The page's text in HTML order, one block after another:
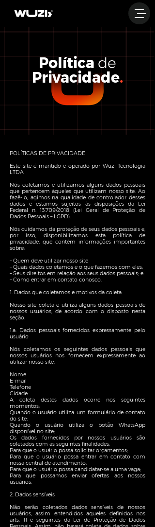
Política de
Privacidade.
POLÍTICAS DE PRIVACIDADE
Este site é mantido e operado por Wuzi Tecnologia
LTDA
Nós coletamos e utilizamos alguns dados pessoais
que pertencem àqueles que utilizam nosso site. Ao
fazê-lo, agimos na qualidade de controlador desses
dados e estamos sujeitos às disposições da Lei
Federal n. 13.709/2018 (Lei Geral de Proteção de
Dados Pessoais – LGPD).
Nós cuidamos da proteção de seus dados pessoais e,
por isso, disponibilizamos esta política de
privacidade, que contém informações importantes
sobre:
– Quem deve utilizar nosso site
– Quais dados coletamos e o que fazemos com eles;
– Seus direitos em relação aos seus dados pessoais; e
– Como entrar em contato conosco.
1. Dados que coletamos e motivos da coleta
Nosso site coleta e utiliza alguns dados pessoais de
nossos usuários, de acordo com o disposto nesta
seção.
1.a. Dados pessoais fornecidos expressamente pelo
usuário
Nós coletamos os seguintes dados pessoais que
nossos usuários nos fornecem expressamente ao
utilizar nosso site:
Nome
E-mail
Telefone
Cidade
A coleta destes dados ocorre nos seguintes
momentos:
Quando o usuário utiliza um formulário de contato
do site;
Quando o usuário utiliza o botão WhatsApp
disponível no site;
Os dados fornecidos por nossos usuários são
coletados com as seguintes finalidades:
Para que o usuário possa solicitar orçamentos;
Para que o usuário possa entrar em contato com
nossa central de atendimento;
Para que o usuário possa candidatar-se a uma vaga;
Para que possamos enviar ofertas aos nossos
usuários.
2. Dados sensíveis
Não serão coletados dados sensíveis de nossos
usuários, assim entendidos aqueles definidos nos
arts. 11 e seguintes da Lei de Proteção de Dados